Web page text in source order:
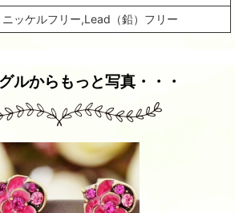
ニッケルフリー,Lead（鉛）フリー
ルからもっと写真・・・